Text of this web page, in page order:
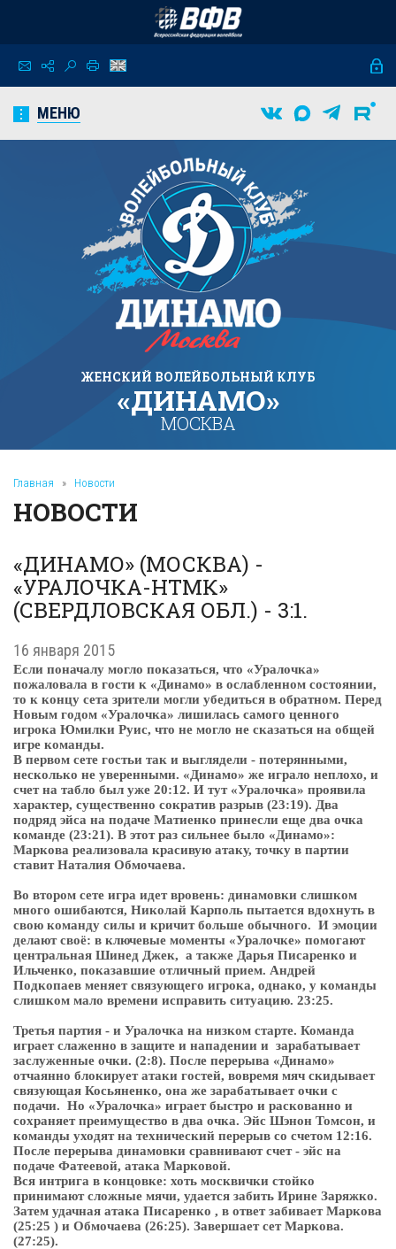
МЕНЮ
ЖЕНСКИЙ ВОЛЕЙБОЛЬНЫЙ КЛУБ
«ДИНАМО»
МОСКВА
Главная » Новости
НОВОСТИ
«ДИНАМО» (МОСКВА) -
«УРАЛОЧКА-НТМК»
(СВЕРДЛОВСКАЯ ОБЛ.) - 3:1.
16 января 2015
Если поначалу могло показаться, что «Уралочка»
пожаловала в гости к «Динамо» в ослабленном состоянии,
то к концу сета зрители могли убедиться в обратном. Перед
Новым годом «Уралочка» лишилась самого ценного
игрока Юмилки Руис, что не могло не сказаться на общей
игре команды.
В первом сете гостьи так и выглядели - потерянными,
несколько не уверенными. «Динамо» же играло неплохо, и
счет на табло был уже 20:12. И тут «Уралочка» проявила
характер, существенно сократив разрыв (23:19). Два
подряд эйса на подаче Матиенко принесли еще два очка
команде (23:21). В этот раз сильнее было «Динамо»:
Маркова реализовала красивую атаку, точку в партии
ставит Наталия Обмочаева.
Во втором сете игра идет вровень: динамовки слишком
много ошибаются, Николай Карполь пытается вдохнуть в
свою команду силы и кричит больше обычного. И эмоции
делают своё: в ключевые моменты «Уралочке» помогают
центральная Шинед Джек, а также Дарья Писаренко и
Ильченко, показавшие отличный прием. Андрей
Подкопаев меняет связующего игрока, однако, у команды
слишком мало времени исправить ситуацию. 23:25.
Третья партия - и Уралочка на низком старте. Команда
играет слаженно в защите и нападении и зарабатывает
заслуженные очки. (2:8). После перерыва «Динамо»
отчаянно блокирует атаки гостей, вовремя мяч скидывает
связующая Косьяненко, она же зарабатывает очки с
подачи. Но «Уралочка» играет быстро и раскованно и
сохраняет преимущество в два очка. Эйс Шэнон Томсон, и
команды уходят на технический перерыв со счетом 12:16.
После перерыва динамовки сравнивают счет - эйс на
подаче Фатеевой, атака Марковой.
Вся интрига в концовке: хоть москвички стойко
принимают сложные мячи, удается забить Ирине Заряжко.
Затем удачная атака Писаренко , в ответ забивает Маркова
(25:25 ) и Обмочаева (26:25). Завершает сет Маркова.
(27:25).